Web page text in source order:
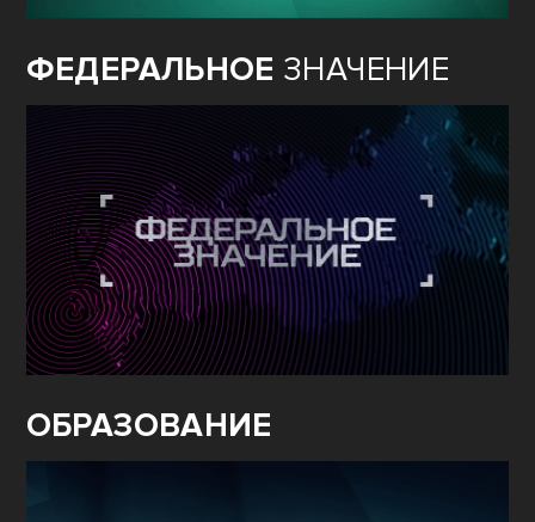
ФЕДЕРАЛЬНОЕ ЗНАЧЕНИЕ
ОБРАЗОВАНИЕ